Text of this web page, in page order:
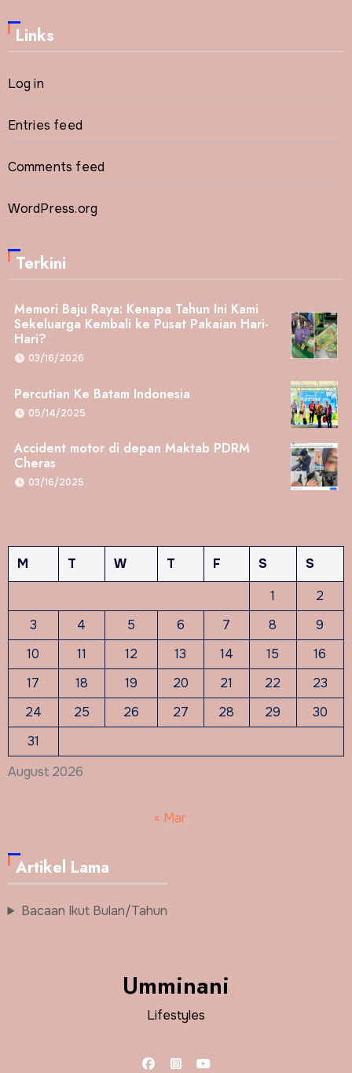
Links
Log in
Entries feed
Comments feed
WordPress.org
Terkini
Memori Baju Raya: Kenapa Tahun Ini Kami
Sekeluarga Kembali ke Pusat Pakaian Hari-
Hari?
03/16/2026
Percutian Ke Batam Indonesia
05/14/2025
Accident motor di depan Maktab PDRM
Cheras
03/16/2025
August 2026
M T W T F S
S
1
2
3
4 5 6 7 8
9
10
11 12 13 14 15
16
17
18 19 20 21 22
23
24
25 26 27 28 29
30
31
« Mar
Artikel Lama
Bacaan Ikut Bulan/Tahun
Umminani
Lifestyles